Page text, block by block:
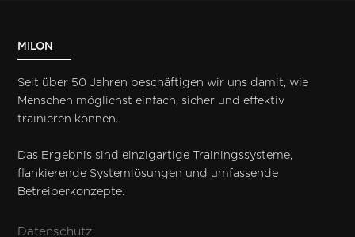
MILON
Seit über 50 Jahren beschäftigen wir uns damit, wie
Menschen möglichst einfach, sicher und effektiv
trainieren können.
Das Ergebnis sind einzigartige Trainingssysteme,
flankierende Systemlösungen und umfassende
Betreiberkonzepte.
Datenschutz